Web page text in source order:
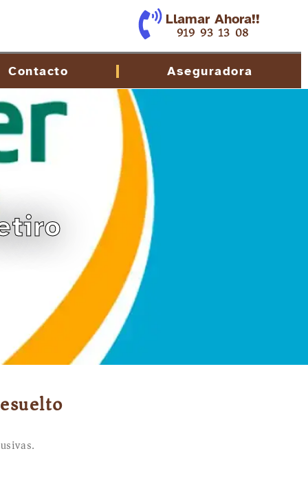
Llamar Ahora!!
919 93 13 08
Contacto Aseguradora